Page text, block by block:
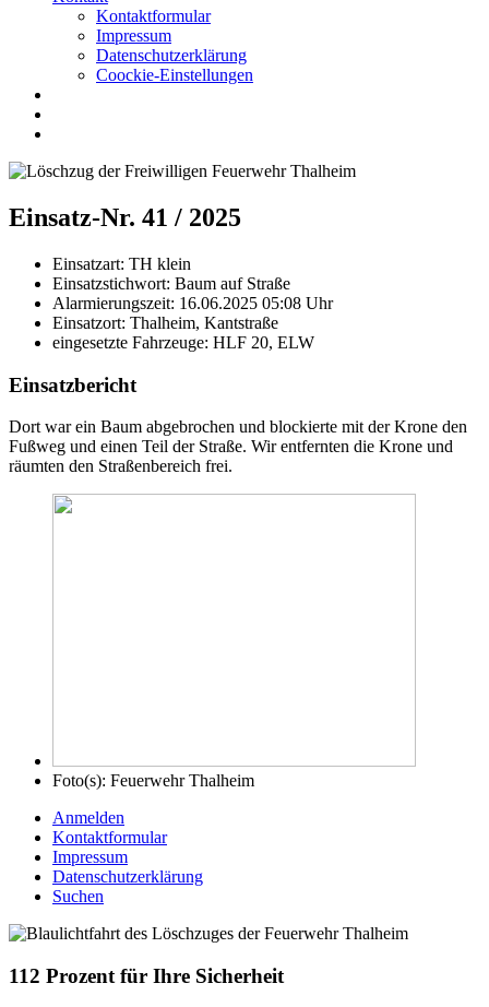
Kontaktformular
Impressum
Datenschutzerklärung
Coockie-Einstellungen
Einsatz-Nr. 41 / 2025
Einsatzart: TH klein
Einsatzstichwort: Baum auf Straße
Alarmierungszeit: 16.06.2025 05:08 Uhr
Einsatzort: Thalheim, Kantstraße
eingesetzte Fahrzeuge: HLF 20, ELW
Einsatzbericht
Dort war ein Baum abgebrochen und blockierte mit der Krone den
Fußweg und einen Teil der Straße. Wir entfernten die Krone und
räumten den Straßenbereich frei.
Foto(s): Feuerwehr Thalheim
Anmelden
Kontaktformular
Impressum
Datenschutzerklärung
Suchen
112 Prozent für Ihre Sicherheit